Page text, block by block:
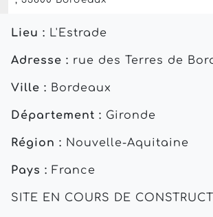
Lieu : L'Estrade
Adresse : rue des Terres de
Ville : Bordeaux
Département : Gironde
Région : Nouvelle-Aquitaine
Pays : France
SITE EN COURS DE